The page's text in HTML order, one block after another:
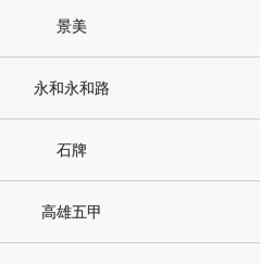
景美
永和永和路
石牌
高雄五甲